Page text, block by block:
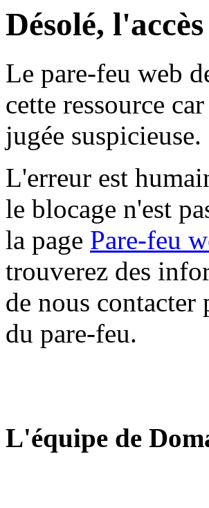
Désolé,
Le pare-feu web
cette ressource
jugée suspicieuse.
L'erreur est
le blocage n'est
la page Pare-feu
trouverez des
de nous contacter
du pare-feu.
L'équipe de